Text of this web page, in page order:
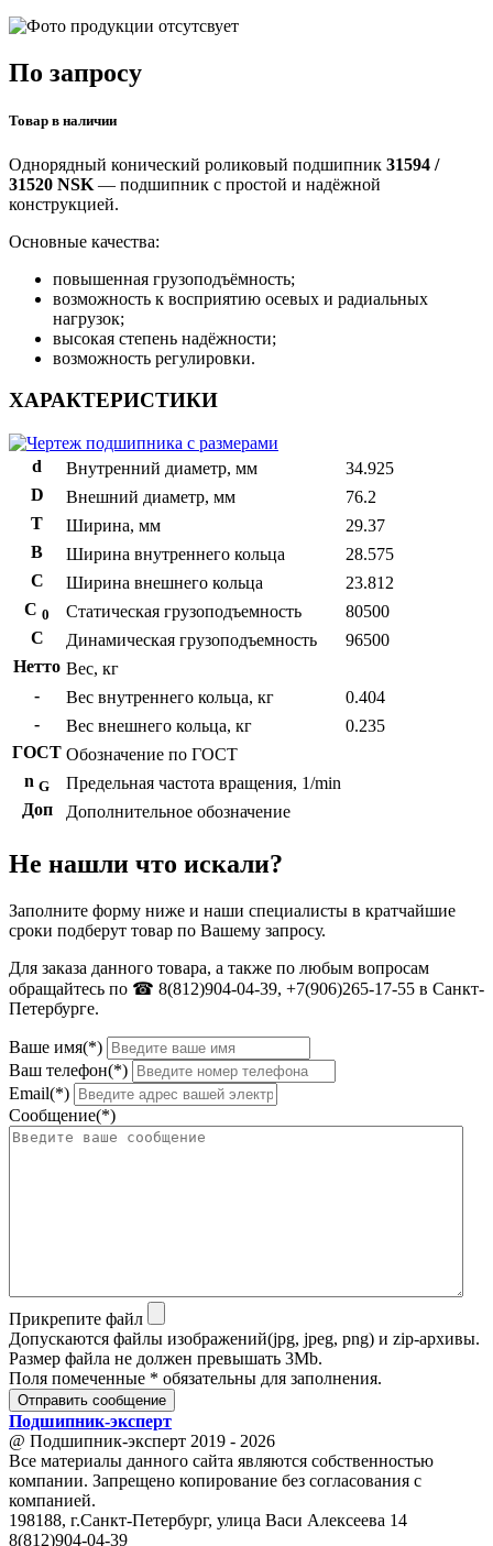
По запросу
Товар в наличии
Однорядный конический роликовый подшипник 31594 /
31520 NSK — подшипник с простой и надёжной
конструкцией.
Основные качества:
повышенная грузоподъёмность;
возможность к восприятию осевых и радиальных
нагрузок;
высокая степень надёжности;
возможность регулировки.
ХАРАКТЕРИСТИКИ
d Внутренний диаметр, мм
34.925
D
Внешний диаметр, мм
76.2
T
Ширина, мм
29.37
B
Ширина внутреннего кольца
28.575
С
Ширина внешнего кольца
23.812
С 0 Статическая грузоподъемность
80500
C
Динамическая грузоподъемность
96500
Нетто Вес, кг
-
Вес внутреннего кольца, кг
0.404
-
Вес внешнего кольца, кг
0.235
ГОСТ Обозначение по ГОСТ
n G
Предельная частота вращения, 1/min
Доп
Дополнительное обозначение
Не нашли что искали?
Заполните форму ниже и наши специалисты в кратчайшие
сроки подберут товар по Вашему запросу.
Для заказа данного товара, а также по любым вопросам
обращайтесь по ☎ 8(812)904-04-39, +7(906)265-17-55 в Санкт-
Петербурге.
Ваше имя(*)
Ваш телефон(*)
Email(*)
Сообщение(*)
Прикрепите файл
Допускаются файлы изображений(jpg, jpeg, png) и zip-архивы.
Размер файла не должен превышать 3Mb.
Поля помеченные * обязательны для заполнения.
Отправить сообщение
Подшипник-эксперт
@ Подшипник-эксперт 2019 - 2026
Все материалы данного сайта являются собственностью
компании. Запрещено копирование без согласования с
компанией.
198188, г.Санкт-Петербург, улица Васи Алексеева 14
8(812)904-04-39